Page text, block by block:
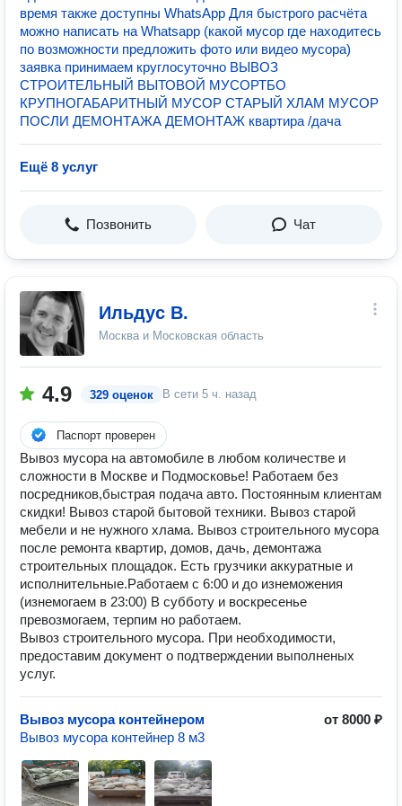
время также доступны WhatsApp Для быстрого расчёта
можно написать на Whatsapp (какой мусор где находитесь
по возможности предложить фото или видео мусора)
заявка принимаем круглосуточно ВЫВОЗ
СТРОИТЕЛЬНЫЙ ВЫТОВОЙ МУСОРТБО
КРУПНОГАБАРИТНЫЙ МУСОР СТАРЫЙ ХЛАМ МУСОР
ПОСЛИ ДЕМОНТАЖА ДЕМОНТАЖ квартира /дача
Ещё 8 услуг
Позвонить Чат
Ильдус В.
Москва и Московская область
4.9 329 оценок В сети 5 ч. назад
Паспорт проверен
Вывоз мусора на автомобиле в любом количестве и
сложности в Москве и Подмосковье! Работаем без
посредников,быстрая подача авто. Постоянным клиентам
скидки! Вывоз старой бытовой техники. Вывоз старой
мебели и не нужного хлама. Вывоз строительного мусора
после ремонта квартир, домов, дачь, демонтажа
строительных площадок. Есть грузчики аккуратные и
исполнительные. ​Работаем с 6:00 и до изнеможения
(изнемогаем в 23:00) В субботу и воскресенье
превозмогаем, терпим но работаем.
Вывоз строительного мусора. При необходимости,
предоставим документ о подтверждении выполненых
услуг.
Вывоз мусора контейнером
от 8000 ₽
Вывоз мусора контейнер 8 м3